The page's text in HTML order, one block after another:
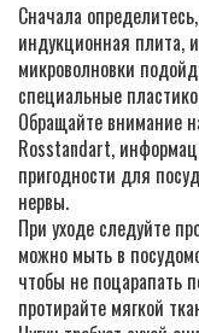
Сначала
индукционная плита,
микроволновки
специальные
Обращайте внимание
Rosstandart,
пригодности для
нервы.
При уходе следуйте
можно мыть в
чтобы не поцарапать
протирайте мягкой